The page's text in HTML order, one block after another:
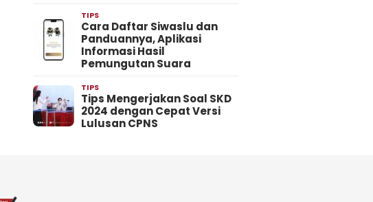
TIPS
Cara Daftar Siwaslu dan
Panduannya, Aplikasi
Informasi Hasil
Pemungutan Suara
TIPS
Tips Mengerjakan Soal SKD
2024 dengan Cepat Versi
Lulusan CPNS